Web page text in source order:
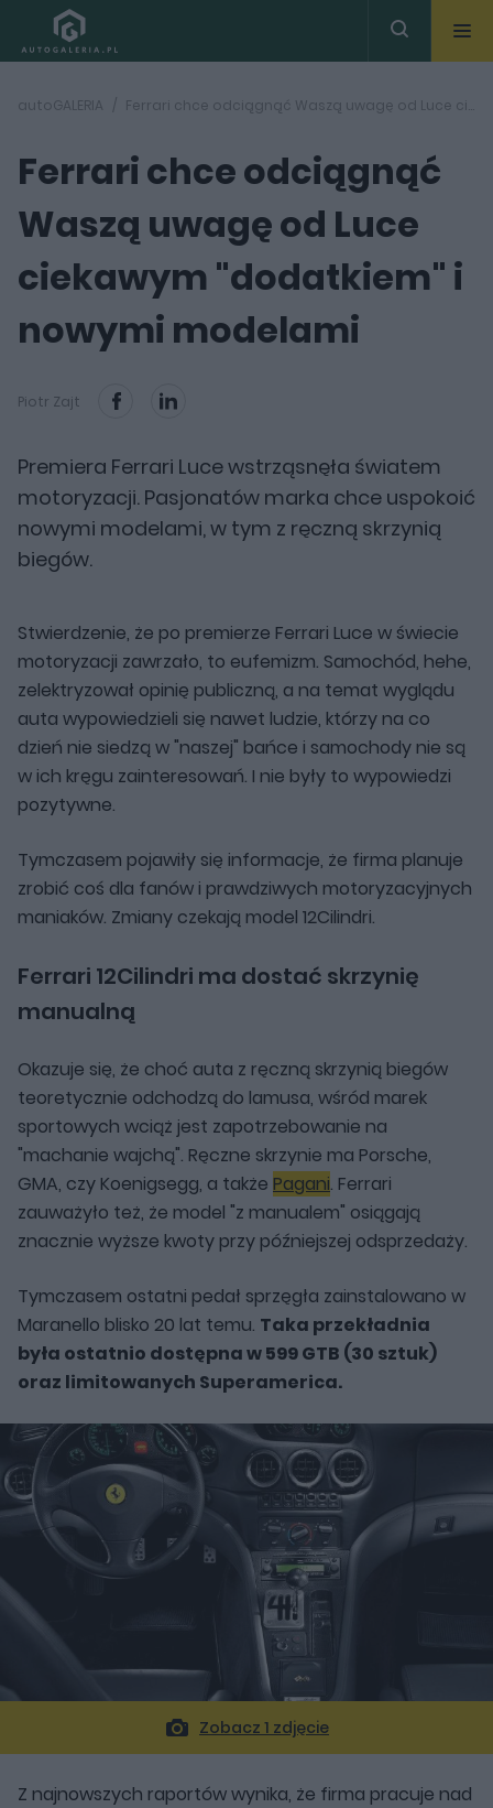
autoGALERIA Ferrari chce odciągnąć Waszą uwagę od Luce ciekawym "dodatkiem" i nowymi modelami
Ferrari chce odciągnąć
Waszą uwagę od Luce
ciekawym "dodatkiem" i
nowymi modelami
Piotr Zajt
Premiera Ferrari Luce wstrząsnęła światem
motoryzacji. Pasjonatów marka chce uspokoić
nowymi modelami, w tym z ręczną skrzynią
biegów.
Stwierdzenie, że po premierze Ferrari Luce w świecie
motoryzacji zawrzało, to eufemizm. Samochód, hehe,
zelektryzował opinię publiczną, a na temat wyglądu
auta wypowiedzieli się nawet ludzie, którzy na co
dzień nie siedzą w "naszej" bańce i samochody nie są
w ich kręgu zainteresowań. I nie były to wypowiedzi
pozytywne.
Tymczasem pojawiły się informacje, że firma planuje
zrobić coś dla fanów i prawdziwych motoryzacyjnych
maniaków. Zmiany czekają model 12Cilindri.
Ferrari 12Cilindri ma dostać skrzynię
manualną
Okazuje się, że choć auta z ręczną skrzynią biegów
teoretycznie odchodzą do lamusa, wśród marek
sportowych wciąż jest zapotrzebowanie na
"machanie wajchą". Ręczne skrzynie ma Porsche,
GMA, czy Koenigsegg, a także Pagani. Ferrari
zauważyło też, że model "z manualem" osiągają
znacznie wyższe kwoty przy późniejszej odsprzedaży.
Tymczasem ostatni pedał sprzęgła zainstalowano w
Maranello blisko 20 lat temu. Taka przekładnia
była ostatnio dostępna w 599 GTB (30 sztuk)
oraz limitowanych Superamerica.
Zobacz 1 zdjęcie
Z najnowszych raportów wynika, że firma pracuje nad